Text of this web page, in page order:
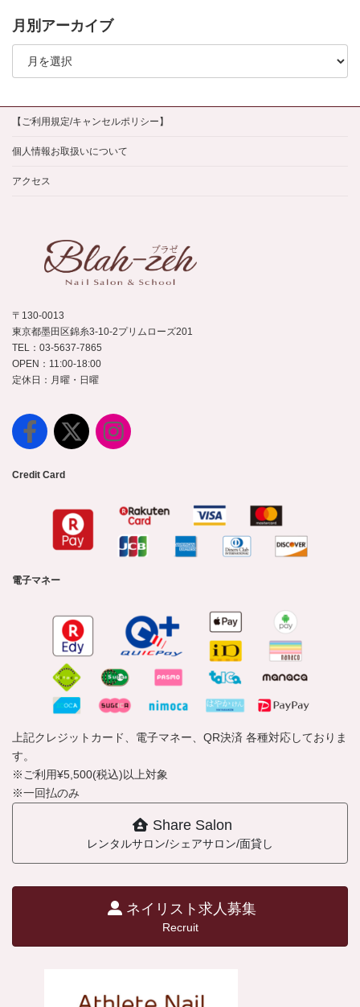
月別アーカイブ
月
イ
ブ
【ご利用規定/キャンセルポリシー】
個人情報お取扱いについて
アクセス
〒130-0013
東京都墨田区錦糸3-10-2プリムローズ201
TEL：03-5637-7865
OPEN：11:00-18:00
定休日：月曜・日曜
Credit Card
電子マネー
上記クレジットカード、電子マネー、QR決済 各種対応しておりま
す。
※ご利用¥5,500(税込)以上対象
※一回払のみ
Share Salon
レンタルサロン/シェアサロン/面貸し
ネイリスト求人募集
Recruit